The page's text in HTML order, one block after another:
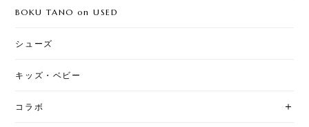
BOKU TANO on USED
シューズ
キッズ・ベビー
コラボ